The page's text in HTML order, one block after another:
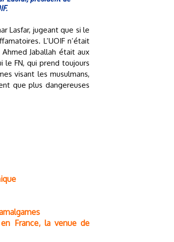
Lasfar, jugeant que si le
L’UOIF n’était
Jaballah était aux
le FN, qui prend toujours
visant les musulmans,
que plus dangereuses
France, la venue de